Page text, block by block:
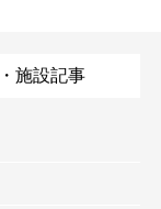
施設記事